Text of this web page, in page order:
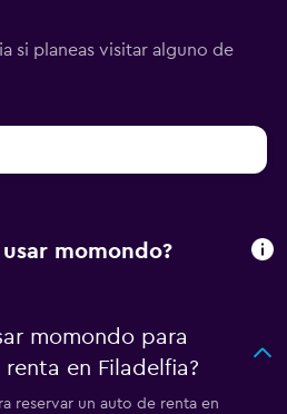
si planeas visitar alguno de
momondo?
momondo para
en Filadelfia?
reservar un auto de renta en